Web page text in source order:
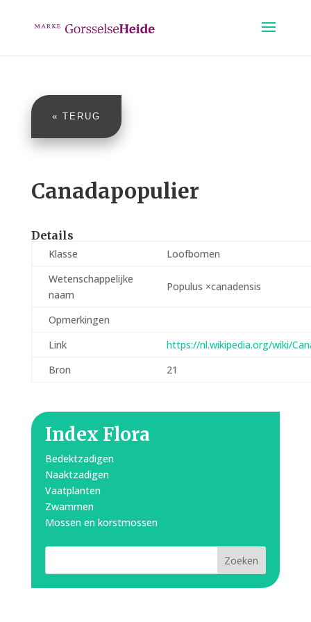
« TERUG
Canadapopulier
Details
Klasse
Loofbomen
Wetenschappelijke
naam
Populus ×canadensis
Opmerkingen
Link
https://nl.wikipedia.org/wiki/
Bron
21
Index Flora
Bedektzadigen
Naaktzadigen
Vaatplanten
Zwammen
Mossen en korstmossen